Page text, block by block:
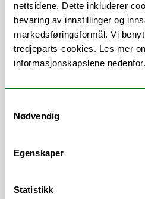
nettsidene. Dette inkluderer
bevaring av innstillinger og
markedsføringsformål. Vi
tredjeparts-cookies. Les mer
informasjonskapslene nedenfor.
Nødvendig
Egenskaper
Statistikk
CV
Publikasjoner
Her finner du meg
delt mellom AHR og